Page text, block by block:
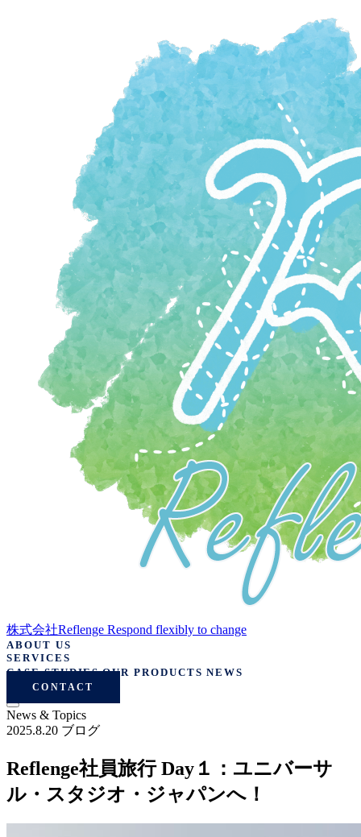
株式会社Reflenge Respond flexibly to change
ABOUT US
SERVICES
CASE STUDIES OUR PRODUCTS NEWS
CONTACT
News & Topics
2025.8.20 ブログ
Reflenge社員旅行 Day１：ユニバーサ
ル・スタジオ・ジャパンへ！